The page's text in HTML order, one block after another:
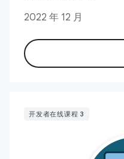
2022 年 12 月
开发者在线课程 3